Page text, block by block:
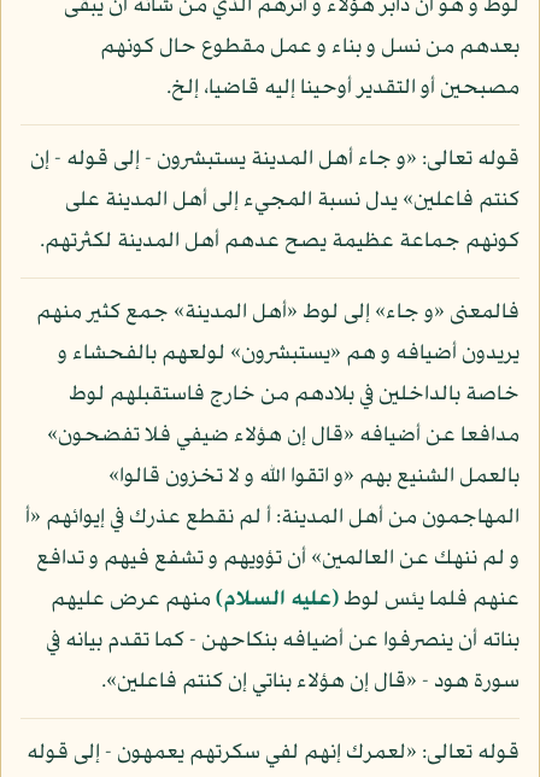
لوط و هو أن دابر هؤلاء و أثرهم الذي من شأنه أن يبقى
بعدهم من نسل و بناء و عمل مقطوع حال كونهم
مصبحين أو التقدير أوحينا إليه قاضيا، إلخ.
قوله تعالى: «و جاء أهل المدينة يستبشرون - إلى قوله - إن
كنتم فاعلين» يدل نسبة المجيء إلى أهل المدينة على
كونهم جماعة عظيمة يصح عدهم أهل المدينة لكثرتهم.
فالمعنى «و جاء» إلى لوط «أهل المدينة» جمع كثير منهم
يريدون أضيافه و هم «يستبشرون» لولعهم بالفحشاء و
خاصة بالداخلين في بلادهم من خارج فاستقبلهم لوط
مدافعا عن أضيافه «قال إن هؤلاء ضيفي فلا تفضحون»
بالعمل الشنيع بهم «و اتقوا الله و لا تخزون قالوا»
المهاجمون من أهل المدينة: أ لم نقطع عذرك في إيوائهم «أ
و لم ننهك عن العالمين» أن تؤويهم و تشفع فيهم و تدافع
عنهم فلما يئس لوط(عليه السلام)منهم عرض عليهم
بناته أن ينصرفوا عن أضيافه بنكاحهن - كما تقدم بيانه في
سورة هود - «قال إن هؤلاء بناتي إن كنتم فاعلين».
قوله تعالى: «لعمرك إنهم لفي سكرتهم يعمهون - إلى قوله